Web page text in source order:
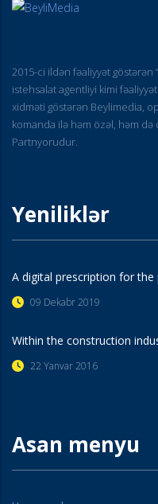
2015-ci ildən fəaliyyət göstərən
istehsalat agentliyi kimi
xidməti göstərən Beylimedia,
komanda ilə həm özəl, həm
Partnyorudur.
Yeniliklər
A digital prescription for the
09 Dekabr 2019
Within the construction
22 Yanvar 2016
Asan menyu